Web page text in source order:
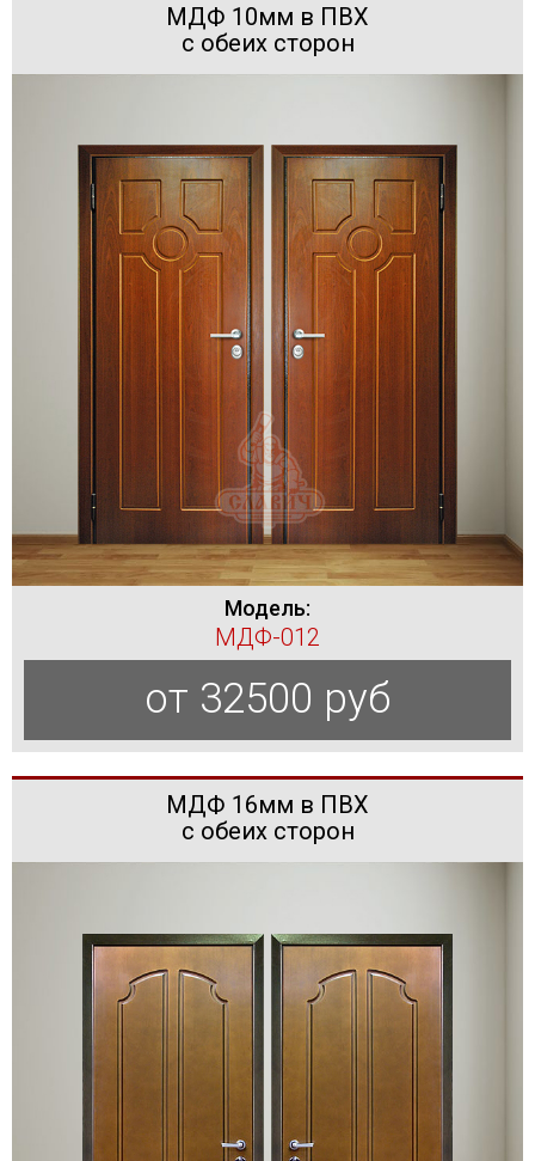
МДФ 10мм в ПВХ
с обеих сторон
Модель:
МДФ-012
от 32500 руб
МДФ 16мм в ПВХ
с обеих сторон